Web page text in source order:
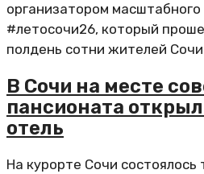
организатором
#летосочи26, который
полдень сотни жителей
В Сочи на месте
пансионата
отель
На курорте Сочи